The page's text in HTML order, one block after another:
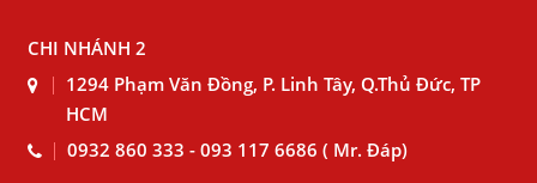
CHI NHÁNH 2
1294 Phạm Văn Đồng, P. Linh Tây, Q.Thủ Đức, TP
HCM
0932 860 333 - 093 117 6686 ( Mr. Đáp)